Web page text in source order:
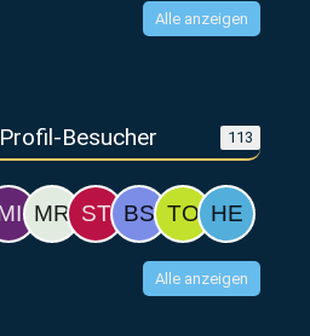
Alle anzeigen
Profil-Besucher 113
Alle anzeigen